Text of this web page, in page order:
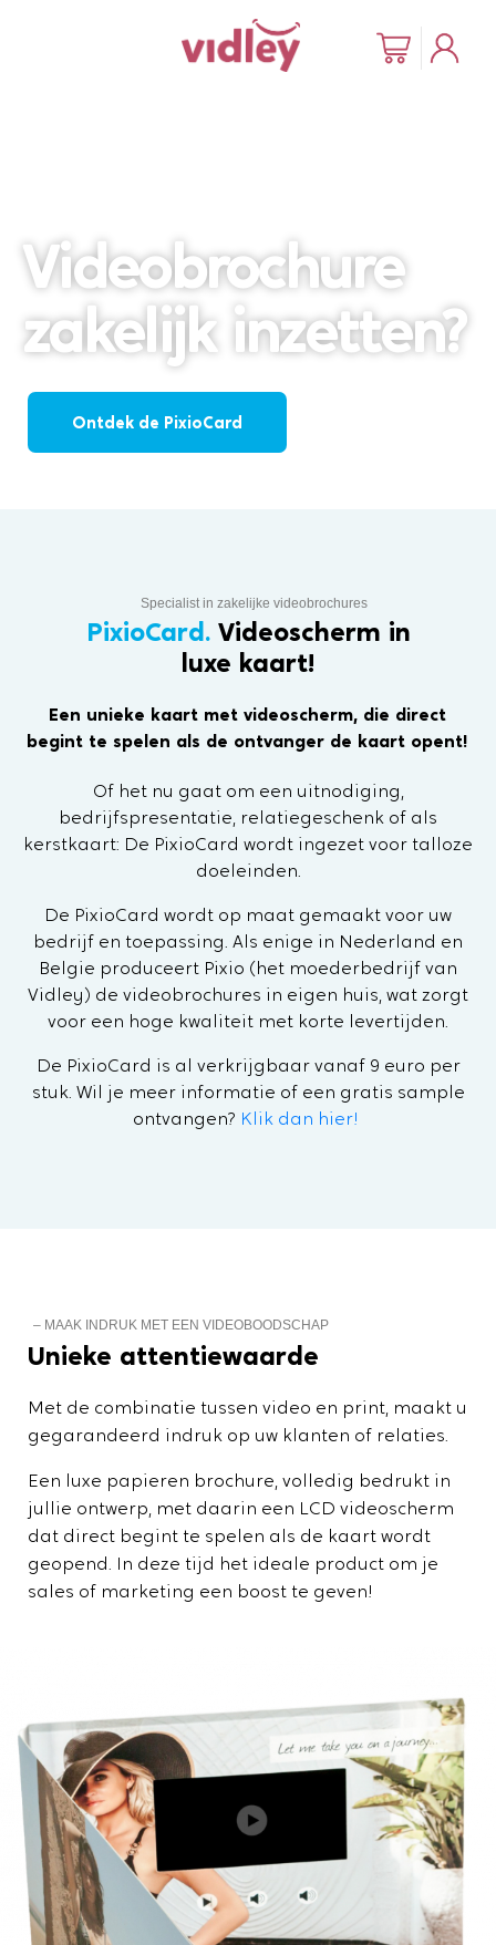
Videobrochure
zakelijk inzetten?
Ontdek de PixioCard
Specialist in zakelijke videobrochures
PixioCard.Videoscherm in
luxe kaart!
Een unieke kaart met videoscherm, die direct
begint te spelen als de ontvanger de kaart opent!
Of het nu gaat om een uitnodiging,
bedrijfspresentatie, relatiegeschenk of als
kerstkaart: De PixioCard wordt ingezet voor talloze
doeleinden.
De PixioCard wordt op maat gemaakt voor uw
bedrijf en toepassing. Als enige in Nederland en
Belgie produceert Pixio (het moederbedrijf van
Vidley) de videobrochures in eigen huis, wat zorgt
voor een hoge kwaliteit met korte levertijden.
De PixioCard is al verkrijgbaar vanaf 9 euro per
stuk. Wil je meer informatie of een gratis sample
ontvangen? Klik dan hier!
– MAAK INDRUK MET EEN VIDEOBOODSCHAP
Unieke attentiewaarde
Met de combinatie tussen video en print, maakt u
gegarandeerd indruk op uw klanten of relaties.
Een luxe papieren brochure, volledig bedrukt in
jullie ontwerp, met daarin een LCD videoscherm
dat direct begint te spelen als de kaart wordt
geopend. In deze tijd het ideale product om je
sales of marketing een boost te geven!